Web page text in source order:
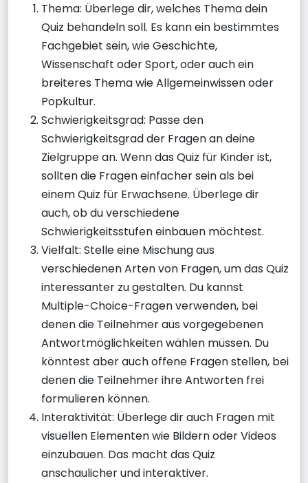
Thema: Überlege dir, welches Thema dein
Quiz behandeln soll. Es kann ein bestimmtes
Fachgebiet sein, wie Geschichte,
Wissenschaft oder Sport, oder auch ein
breiteres Thema wie Allgemeinwissen oder
Popkultur.
Schwierigkeitsgrad: Passe den
Schwierigkeitsgrad der Fragen an deine
Zielgruppe an. Wenn das Quiz für Kinder ist,
sollten die Fragen einfacher sein als bei
einem Quiz für Erwachsene. Überlege dir
auch, ob du verschiedene
Schwierigkeitsstufen einbauen möchtest.
Vielfalt: Stelle eine Mischung aus
verschiedenen Arten von Fragen, um das Quiz
interessanter zu gestalten. Du kannst
Multiple-Choice-Fragen verwenden, bei
denen die Teilnehmer aus vorgegebenen
Antwortmöglichkeiten wählen müssen. Du
könntest aber auch offene Fragen stellen, bei
denen die Teilnehmer ihre Antworten frei
formulieren können.
Interaktivität: Überlege dir auch Fragen mit
visuellen Elementen wie Bildern oder Videos
einzubauen. Das macht das Quiz
anschaulicher und interaktiver.